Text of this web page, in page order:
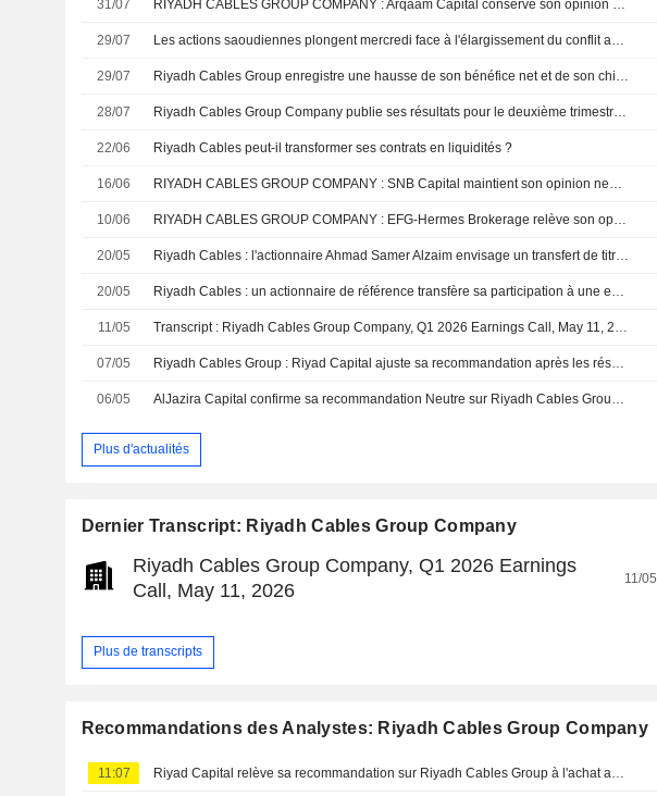
31/07 RIYADH CABLES GROUP COMPANY : Arqaam Capital conserve son opinion neutre
29/07 Les actions saoudiennes plongent mercredi face à l'élargissement du conflit au Moyen-Orient
29/07 Riyadh Cables Group enregistre une hausse de son bénéfice net et de son chiffre d'affaires au premier semestre
28/07 Riyadh Cables Group Company publie ses résultats pour le deuxième trimestre clos le 30 juin 2026
22/06 Riyadh Cables peut-il transformer ses contrats en liquidités ?
16/06 RIYADH CABLES GROUP COMPANY : SNB Capital maintient son opinion neutre
10/06 RIYADH CABLES GROUP COMPANY : EFG-Hermes Brokerage relève son opinion à neutre
20/05 Riyadh Cables : l'actionnaire Ahmad Samer Alzaim envisage un transfert de titres vers une société de portefeuille
20/05 Riyadh Cables : un actionnaire de référence transfère sa participation à une entité contrôlée
11/05 Transcript : Riyadh Cables Group Company, Q1 2026 Earnings Call, May 11, 2026
07/05 Riyadh Cables Group : Riyad Capital ajuste sa recommandation après les résultats du T1 et la performance boursière
06/05 AlJazira Capital confirme sa recommandation Neutre sur Riyadh Cables Group après les résultats du T1
Plus d'actualités
Dernier Transcript: Riyadh Cables Group Company
Riyadh Cables Group Company, Q1 2026 Earnings
Call, May 11, 2026
11/05
Plus de transcripts
Recommandations des Analystes: Riyadh Cables Group Company
11:07